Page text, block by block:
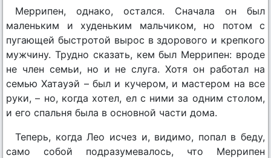
Меррипен, однако, остался. Сначала он был
маленьким и худеньким мальчиком, но потом с
пугающей быстротой вырос в здорового и крепкого
мужчину. Трудно сказать, кем был Меррипен: вроде
не член семьи, но и не слуга. Хотя он работал на
семью Хатауэй – был и кучером, и мастером на все
руки, – но, когда хотел, ел с ними за одним столом,
и его спальня была в основной части дома.
Теперь, когда Лео исчез и, видимо, попал в беду,
само собой подразумевалось, что Меррипен